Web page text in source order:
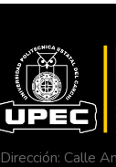
Dirección: Calle